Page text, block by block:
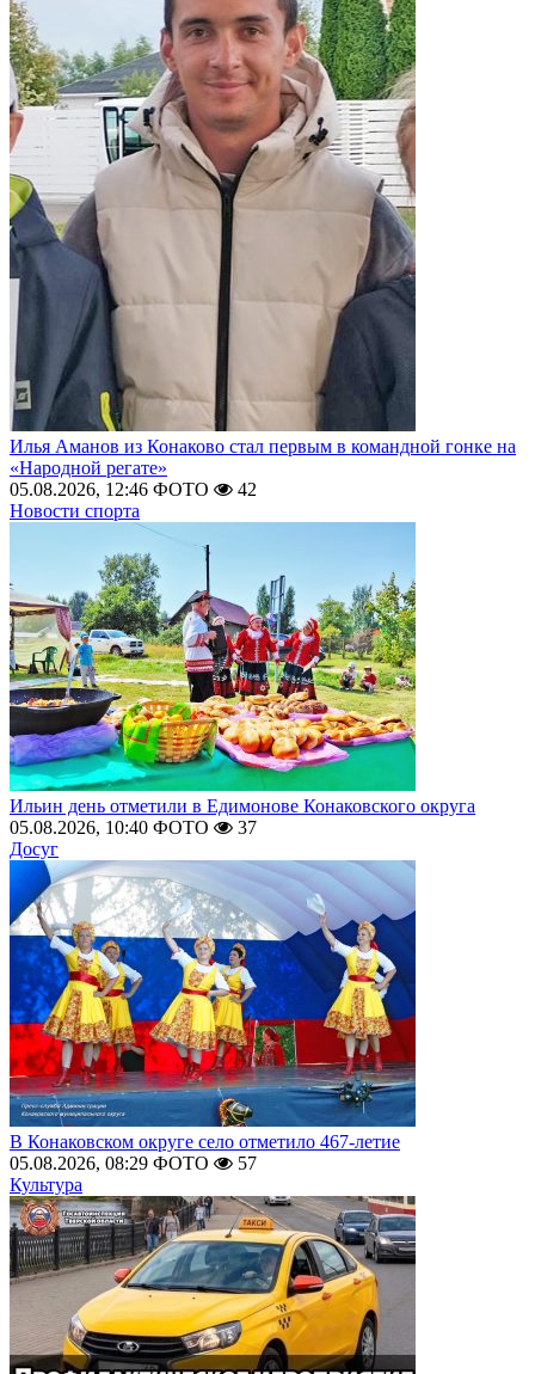
Илья Аманов из Конаково стал первым в командной гонке на
«Народной регате»
05.08.2026, 12:46 ФОТО
42
Новости спорта
Ильин день отметили в Едимонове Конаковского округа
05.08.2026, 10:40 ФОТО
37
Досуг
В Конаковском округе село отметило 467-летие
05.08.2026, 08:29 ФОТО
57
Культура